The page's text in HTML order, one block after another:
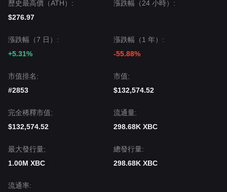
歷史最高價（ATH）:
$276.97
漲跌幅（24 小時）:
漲跌幅（7 日）:
+5.31%
漲跌幅（1 年）:
-55.88%
市值排名:
#2853
市值:
$132,574.52
完全稀釋市值:
$132,574.52
流通量:
298.68K XBC
‌最大發行量:
1.00M XBC
總發行量:
298.68K XBC
流通率: